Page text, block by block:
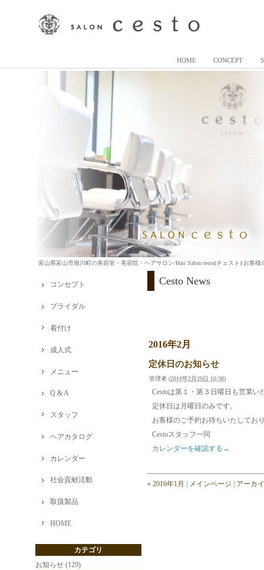
富山県富山市堀川町の美容室・美容院・ヘアサロン/Hair Salon cesto(チェスト)/お客
HOME CONCEPT
Cesto News
2016年2月
定休日のお知らせ
管理者 (2016年2月29日 10:38)
Cestoは第１・第３日曜日も営業い
定休日は月曜日のみです。
お客様のご予約お待ちいたしてお
Cestoスタッフ一同
カレンダーを確認する→
« 2016年1月 メインページ アーカ
コンセプト
ブライダル
着付け
成人式
メニュー
Q & A
スタッフ
ヘアカタログ
カレンダー
社会貢献活動
取扱製品
HOME
カテゴリ
お知らせ (129)